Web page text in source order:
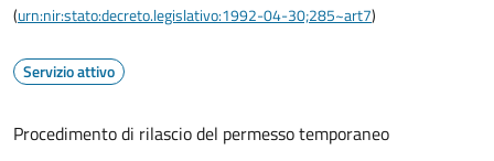
(urn:nir:stato:decreto.legislativo:1992-04-30;285~art7)
Servizio attivo
Procedimento di rilascio del permesso temporaneo